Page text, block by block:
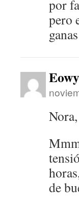
por
pero
Nora,
de